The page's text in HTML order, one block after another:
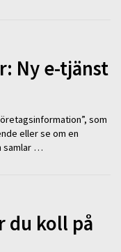
Ny e-tjänst
som
eller se om en
samlar …
du koll på